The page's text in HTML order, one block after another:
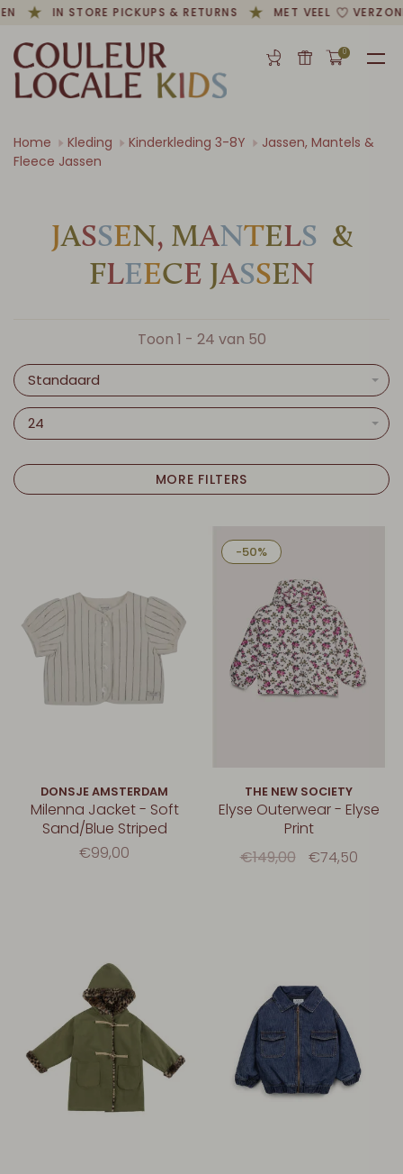
IN STORE PICKUPS & RETURNS MET VEEL
0
Home Kleding Kinderkleding 3-8Y
Jassen, Mantels &
Fleece Jassen
JASSEN, MANTELS &
FLEECE JASSEN
Toon 1 - 24 van 50
Standaard
24
MORE FILTERS
DONSJE AMSTERDAM
Milenna Jacket - Soft
Sand/Blue Striped
€99,00
-50%
THE NEW SOCIETY
Elyse Outerwear - Elyse
Print
€149,00
€74,50